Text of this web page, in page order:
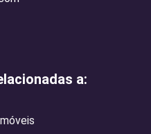
a: